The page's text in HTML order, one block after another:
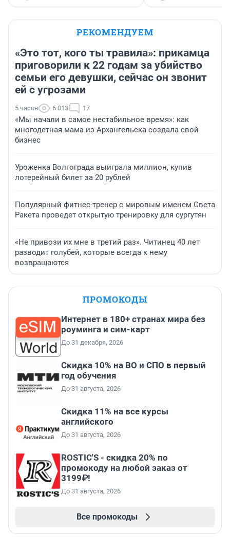
РЕКОМЕНДУЕМ
«Это тот, кого ты травила»: прикамца
приговорили к 22 годам за убийство
семьи его девушки, сейчас он звонит
ей с угрозами
5 часов 6 013 17
«Мы начали в самое нестабильное время»: как
многодетная мама из Архангельска создала свой
бизнес
Уроженка Волгограда выиграла миллион, купив
лотерейный билет за 20 рублей
Популярный фитнес-тренер с мировым именем Света
Ракета проведет открытую тренировку для сургутян
«Не привози их мне в третий раз». Читинец 40 лет
разводит голубей, которые всегда к нему
возвращаются
ПРОМОКОДЫ
Интернет в 180+ странах мира без
роуминга и сим-карт
До 31 декабря, 2026
Скидка 10% на ВО и СПО в первый
год обучения
До 31 августа, 2026
Скидка 11% на все курсы
английского
До 31 августа, 2026
ROSTIC'S - скидка 20% по
промокоду на любой заказ от
3199₽!
До 31 августа, 2026
Все промокоды